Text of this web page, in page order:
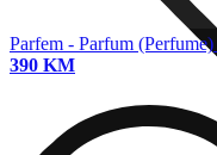
Parfem - Parfum (Perfume)
390 KM